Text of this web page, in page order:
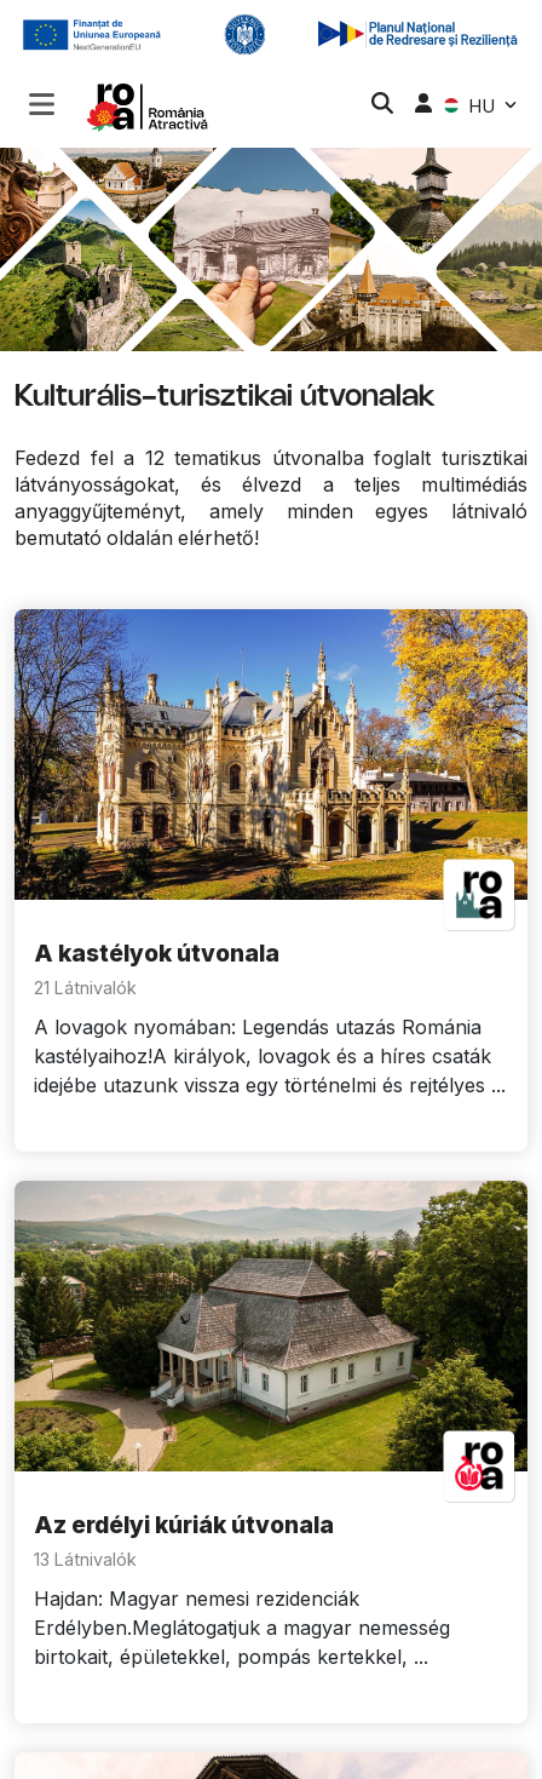
HU
Kulturális-turisztikai útvonalak
Fedezd fel a 12 tematikus útvonalba foglalt turisztikai
látványosságokat, és élvezd a teljes multimédiás
anyaggyűjteményt, amely minden egyes látnivaló
bemutató oldalán elérhető!
A kastélyok útvonala
21 Látnivalók
A lovagok nyomában: Legendás utazás Románia
kastélyaihoz!A királyok, lovagok és a híres csaták
idejébe utazunk vissza egy történelmi és rejtélyes ...
Az erdélyi kúriák útvonala
13 Látnivalók
Hajdan: Magyar nemesi rezidenciák
Erdélyben.Meglátogatjuk a magyar nemesség
birtokait, épületekkel, pompás kertekkel, ...